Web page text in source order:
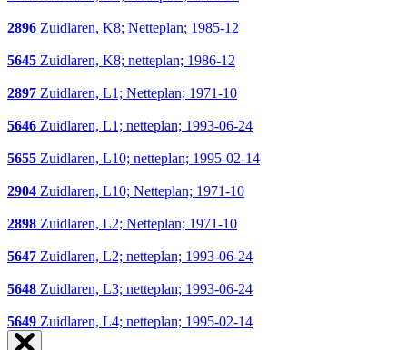
2896 Zuidlaren, K8; Netteplan; 1985-12
5645 Zuidlaren, K8; netteplan; 1986-12
2897 Zuidlaren, L1; Netteplan; 1971-10
5646 Zuidlaren, L1; netteplan; 1993-06-24
5655 Zuidlaren, L10; netteplan; 1995-02-14
2904 Zuidlaren, L10; Netteplan; 1971-10
2898 Zuidlaren, L2; Netteplan; 1971-10
5647 Zuidlaren, L2; netteplan; 1993-06-24
5648 Zuidlaren, L3; netteplan; 1993-06-24
5649 Zuidlaren, L4; netteplan; 1995-02-14